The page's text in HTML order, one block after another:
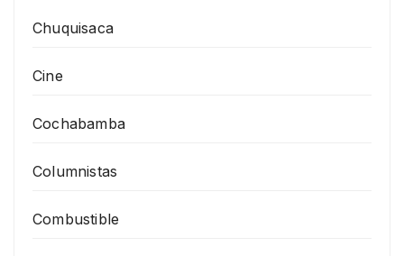
Chuquisaca
Cine
Cochabamba
Columnistas
Combustible